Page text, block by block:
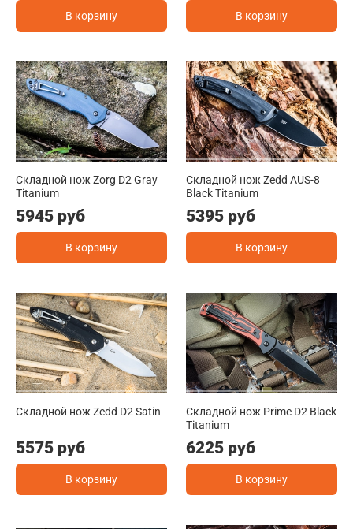
В корзину В корзину
Складной нож Zorg D2 Gray
Titanium
5945 руб
В корзину
Складной нож Zedd AUS-8
Black Titanium
5395 руб
В корзину
Складной нож Zedd D2 Satin
5575 руб
В корзину
Складной нож Prime D2 Black
Titanium
6225 руб
В корзину